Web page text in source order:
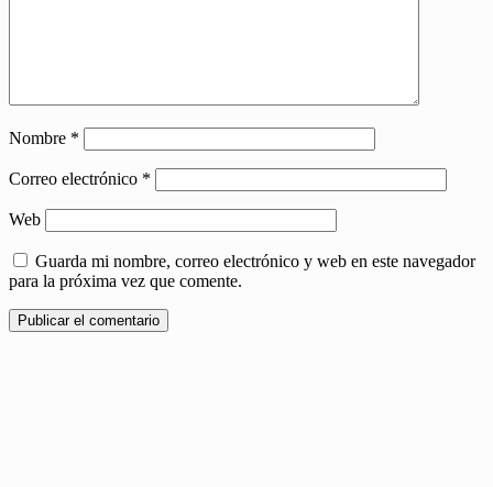
Nombre *
Correo electrónico *
Web
Guarda mi nombre, correo electrónico y web en este navegador
para la próxima vez que comente.